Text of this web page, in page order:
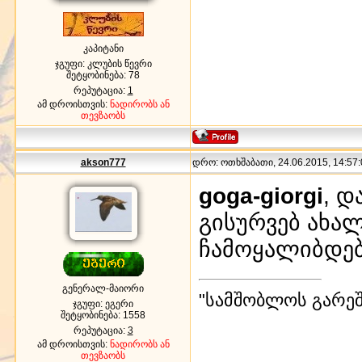
კაპიტანი
ჯგუფი: კლუბის წევრი
შეტყობინება: 78
რეპუტაცია: 1
ამ დროისთვის: ნადირობს ან
თევზაობს
akson777 დრო: ოთხშაბათი, 24.06.2015,
გენერალ-მაიორი
ჯგუფი: ეგერი
შეტყობინება: 1558
რეპუტაცია: 3
ამ დროისთვის: ნადირობს ან
თევზაობს
goga-giorgi,
გისურვებ
"სამშობლოს